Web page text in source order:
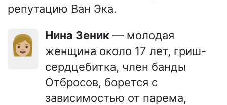
репутацию Ван Эка.
👩🏼 Нина Зеник — молодая
женщина около 17 лет, гриш-
сердцебитка, член банды
Отбросов, борется с
зависимостью от парема,